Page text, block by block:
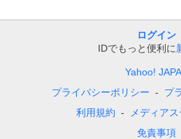
ログイン
IDでもっと便利に
Yahoo!
プライバシーポリシー
プ
利用規約
メディア
免責事項